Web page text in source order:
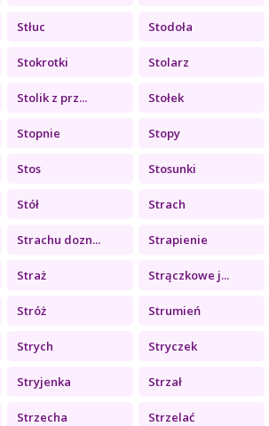
Stłuc Stodoła
Stokrotki Stolarz
Stolik z prz... Stołek
Stopnie Stopy
Stos Stosunki
Stół Strach
Strachu dozn... Strapienie
Straż Strączkowe j...
Stróż Strumień
Strych Stryczek
Stryjenka Strzał
Strzecha Strzelać